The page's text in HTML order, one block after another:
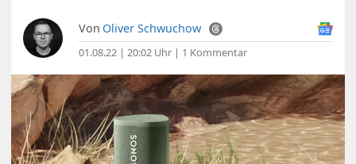
Von Oliver Schwuchow
01.08.22 | 20:02 Uhr | 1 Kommentar